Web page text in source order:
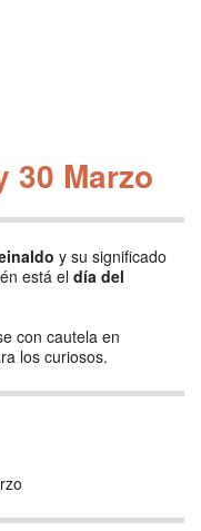
30 Marzo
y su significado
está el día del
con cautela en
los curiosos.